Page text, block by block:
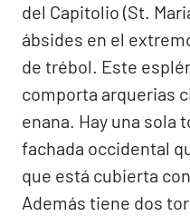
del Capitolio (St.
ábsides en el
de trébol. Este
comporta arquerias
enana. Hay una sola
fachada occidental
que está cubierta
Además tiene dos